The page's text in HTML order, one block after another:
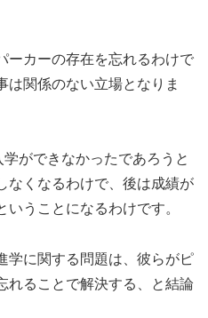
ーカーの存在を忘れるわけで
は関係のない立場となりま
ができなかったであろうと
なくなるわけで、後は成績が
うことになるわけです。
学に関する問題は、彼らがピ
れることで解決する、と結論